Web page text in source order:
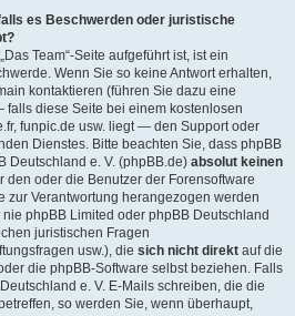
es Beschwerden oder juristische
Team“-Seite aufgeführt ist, ist ein
Wenn Sie so keine Antwort erhalten,
kontaktieren (führen Sie dazu eine
diese Seite bei einem kostenlosen
funpic.de usw. liegt — den Support oder
Dienstes. Bitte beachten Sie, dass phpBB
Deutschland e. V. (phpBB.de) absolut keinen
den oder die Benutzer der Forensoftware
zur Verantwortung herangezogen werden
phpBB Limited oder phpBB Deutschland
juristischen Fragen
usw.), die sich nicht direkt auf die
die phpBB-Software selbst beziehen. Falls
e. V. E-Mails schreiben, die die
betreffen, so werden Sie, wenn überhaupt,